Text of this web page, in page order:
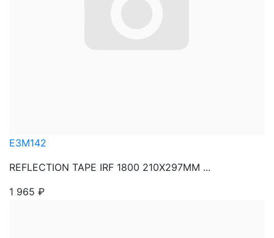
E3M142
REFLECTION TAPE IRF 1800 210X297MM ...
1 965 ₽